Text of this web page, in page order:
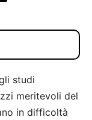
studi
meritevoli del
in difficoltà